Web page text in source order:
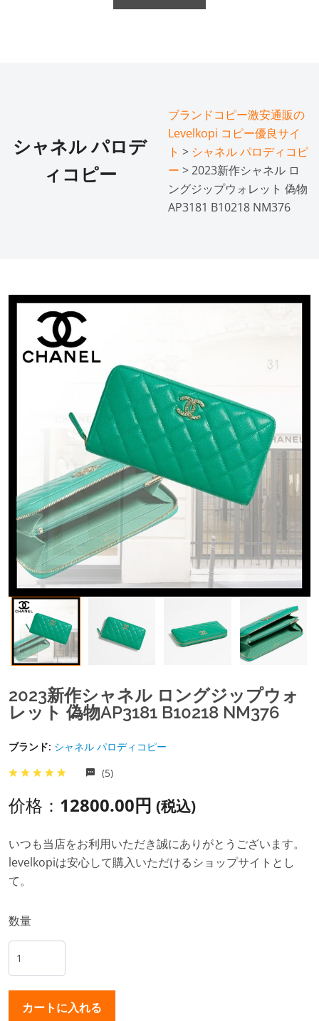
シャネル パロデ
ィコピー
ブランドコピー激安通販の
Levelkopi コピー優良サイ
ト > シャネル パロディコピ
ー > 2023新作シャネル ロ
ングジップウォレット 偽物
AP3181 B10218 NM376
2023新作シャネル ロングジップウォ
レット 偽物AP3181 B10218 NM376
ブランド: シャネル パロディコピー
(5)
价格： 12800.00円 (税込)
いつも当店をお利用いただき誠にありがとうございます。
levelkopiは安心して購入いただけるショップサイトとし
て。
数量